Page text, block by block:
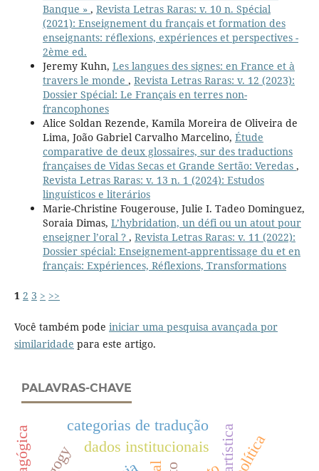
Banque » , Revista Letras Raras: v. 10 n. Spécial
(2021): Enseignement du français et formation des
enseignants: réflexions, expériences et perspectives -
2ème ed.
Jeremy Kuhn, Les langues des signes: en France et à
travers le monde , Revista Letras Raras: v. 12 (2023):
Dossier Spécial: Le Français en terres non-
francophones
Alice Soldan Rezende, Kamila Moreira de Oliveira de
Lima, João Gabriel Carvalho Marcelino, Étude
comparative de deux glossaires, sur des traductions
françaises de Vidas Secas et Grande Sertão: Veredas ,
Revista Letras Raras: v. 13 n. 1 (2024): Estudos
linguísticos e literários
Marie-Christine Fougerouse, Julie I. Tadeo Dominguez,
Soraia Dimas, L’hybridation, un défi ou un atout pour
enseigner l’oral ? , Revista Letras Raras: v. 11 (2022):
Dossier spécial: Enseignement-apprentissage du et en
français: Expériences, Réflexions, Transformations
1 2 3 > >>
Você também pode iniciar uma pesquisa avançada por
similaridade para este artigo.
PALAVRAS-CHAVE
dados institucionais
categorias de tradução
política